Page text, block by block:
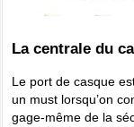
La centrale du
Le port de casque
un must lorsqu’on
gage-même de la